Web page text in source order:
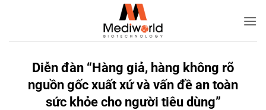
Diễn đàn “Hàng giả, hàng không rõ
nguồn gốc xuất xứ và vấn đề an toàn
sức khỏe cho người tiêu dùng”